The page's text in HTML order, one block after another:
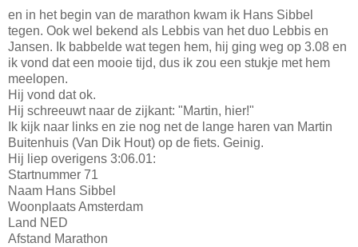
en in het begin van de marathon kwam ik Hans Sibbel
tegen. Ook wel bekend als Lebbis van het duo Lebbis en
Jansen. Ik babbelde wat tegen hem, hij ging weg op 3.08 en
ik vond dat een mooie tijd, dus ik zou een stukje met hem
meelopen.
Hij vond dat ok.
Hij schreeuwt naar de zijkant: "Martin, hier!"
Ik kijk naar links en zie nog net de lange haren van Martin
Buitenhuis (Van Dik Hout) op de fiets. Geinig.
Hij liep overigens 3:06.01:
Startnummer 71
Naam Hans Sibbel
Woonplaats Amsterdam
Land NED
Afstand Marathon